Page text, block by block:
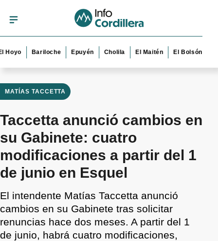
Bariloche Epuyén Cholila El Maitén El Bolsón
MATÍAS TACCETTA
Taccetta anunció cambios en
su Gabinete: cuatro
modificaciones a partir del 1
de junio en Esquel
El intendente Matías Taccetta anunció
cambios en su Gabinete tras solicitar
renuncias hace dos meses. A partir del 1
de junio, habrá cuatro modificaciones,